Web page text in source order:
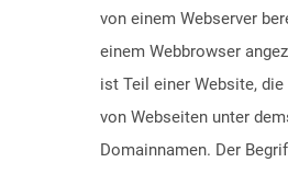
von einem Webserver
einem Webbrowser
ist Teil einer Website,
von Webseiten unter
Domainnamen. Der